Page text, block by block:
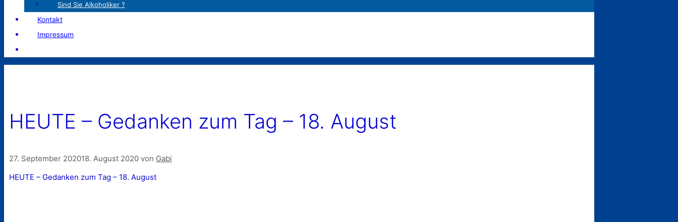
Sind Sie Alkoholiker ?
Kontakt
Impressum
HEUTE – Gedanken zum Tag – 18. August
27. September 202018. August 2020 von Gabi
HEUTE – Gedanken zum Tag – 18. August